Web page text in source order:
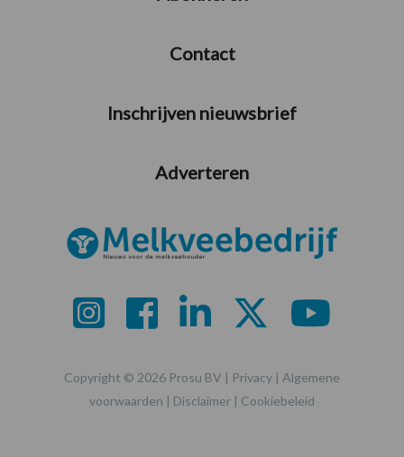
Contact
Inschrijven nieuwsbrief
Adverteren
Copyright © 2026 Prosu BV | Privacy | Algemene
voorwaarden | Disclaimer | Cookiebeleid